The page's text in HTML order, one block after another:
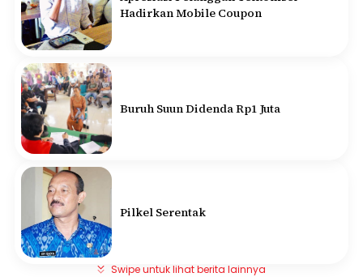
Hadirkan Mobile Coupon
Buruh Suun Didenda Rp1 Juta
Pilkel Serentak
Swipe untuk lihat berita lainnya